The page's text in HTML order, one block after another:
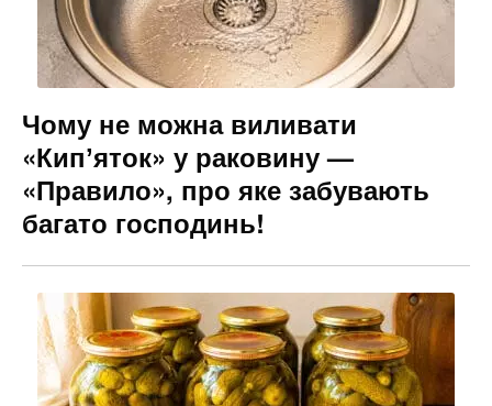
Чому не можна виливати
«Кипʼяток» у раковину —
«Правило», про яке забувають
багато господинь!